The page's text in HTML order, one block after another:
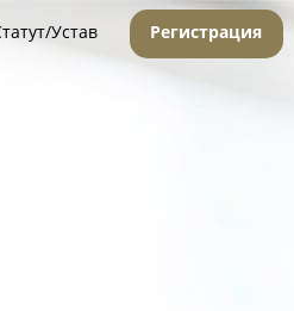
Устав Регистрация